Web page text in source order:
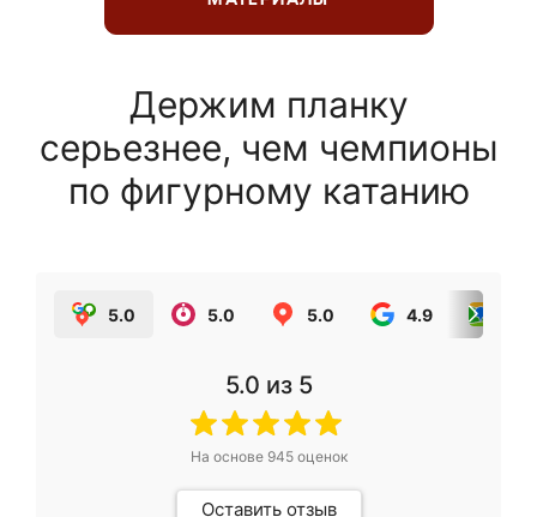
Держим планку
серьезнее, чем чемпионы
по фигурному катанию
5.0 5.0 5.0 4.9
5.0 из 5
На основе 945оценок
Оставить отзыв